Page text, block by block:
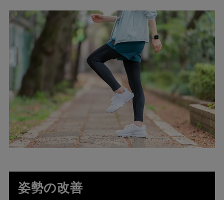
姿勢の改善